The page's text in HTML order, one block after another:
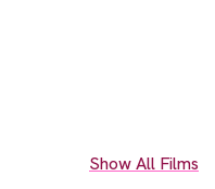
Show All Films